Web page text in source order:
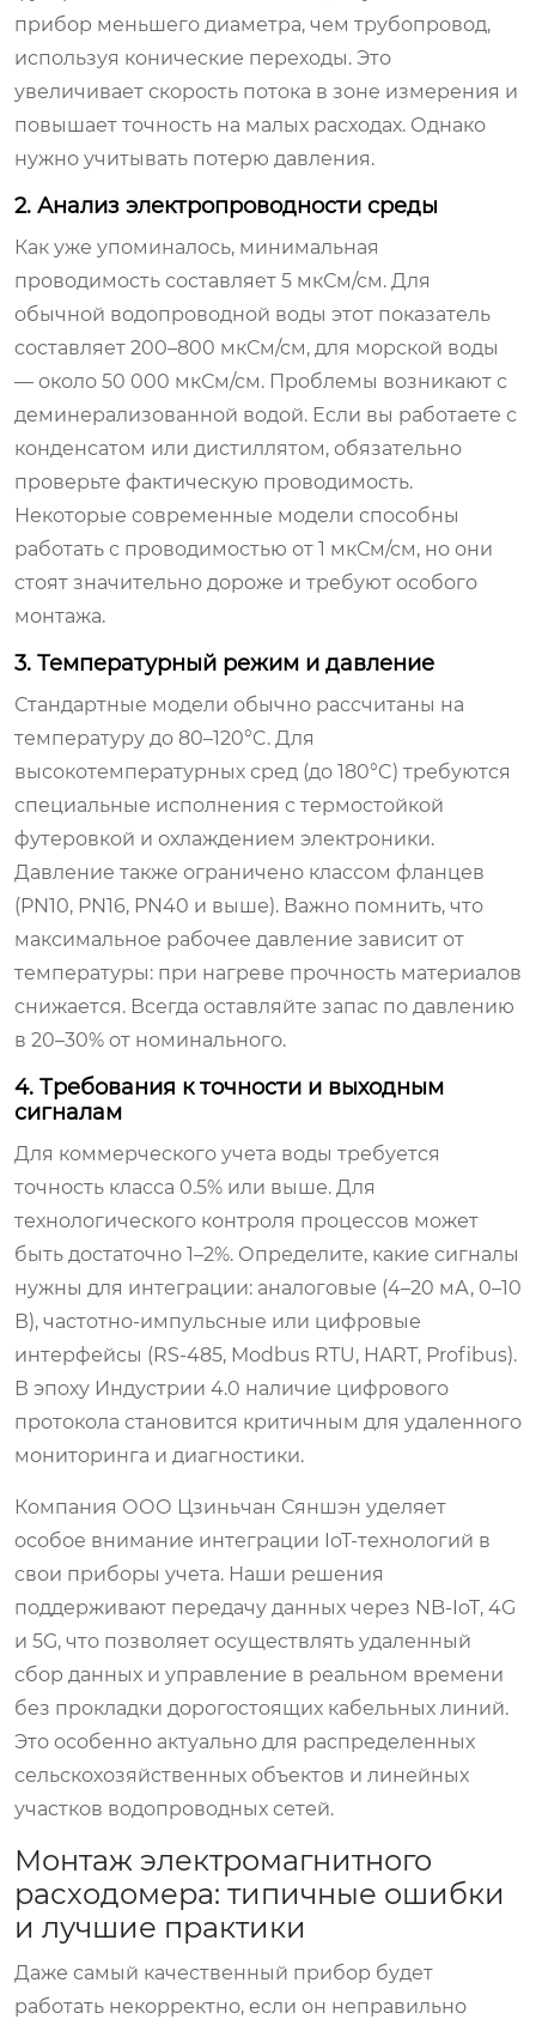
прибор меньшего диаметра, чем трубопровод,
используя конические переходы. Это
увеличивает скорость потока в зоне измерения и
повышает точность на малых расходах. Однако
нужно учитывать потерю давления.
2. Анализ электропроводности среды
Как уже упоминалось, минимальная
проводимость составляет 5 мкСм/см. Для
обычной водопроводной воды этот показатель
составляет 200–800 мкСм/см, для морской воды
— около 50 000 мкСм/см. Проблемы возникают с
деминерализованной водой. Если вы работаете с
конденсатом или дистиллятом, обязательно
проверьте фактическую проводимость.
Некоторые современные модели способны
работать с проводимостью от 1 мкСм/см, но они
стоят значительно дороже и требуют особого
монтажа.
3. Температурный режим и давление
Стандартные модели обычно рассчитаны на
температуру до 80–120°C. Для
высокотемпературных сред (до 180°C) требуются
специальные исполнения с термостойкой
футеровкой и охлаждением электроники.
Давление также ограничено классом фланцев
(PN10, PN16, PN40 и выше). Важно помнить, что
максимальное рабочее давление зависит от
температуры: при нагреве прочность материалов
снижается. Всегда оставляйте запас по давлению
в 20–30% от номинального.
4. Требования к точности и выходным
сигналам
Для коммерческого учета воды требуется
точность класса 0.5% или выше. Для
технологического контроля процессов может
быть достаточно 1–2%. Определите, какие сигналы
нужны для интеграции: аналоговые (4–20 мА, 0–10
В), частотно-импульсные или цифровые
интерфейсы (RS-485, Modbus RTU, HART, Profibus).
В эпоху Индустрии 4.0 наличие цифрового
протокола становится критичным для удаленного
мониторинга и диагностики.
Компания ООО Цзиньчан Сяншэн уделяет
особое внимание интеграции IoT-технологий в
свои приборы учета. Наши решения
поддерживают передачу данных через NB-IoT, 4G
и 5G, что позволяет осуществлять удаленный
сбор данных и управление в реальном времени
без прокладки дорогостоящих кабельных линий.
Это особенно актуально для распределенных
сельскохозяйственных объектов и линейных
участков водопроводных сетей.
Монтаж электромагнитного
расходомера: типичные ошибки
и лучшие практики
Даже самый качественный прибор будет
работать некорректно, если он неправильно